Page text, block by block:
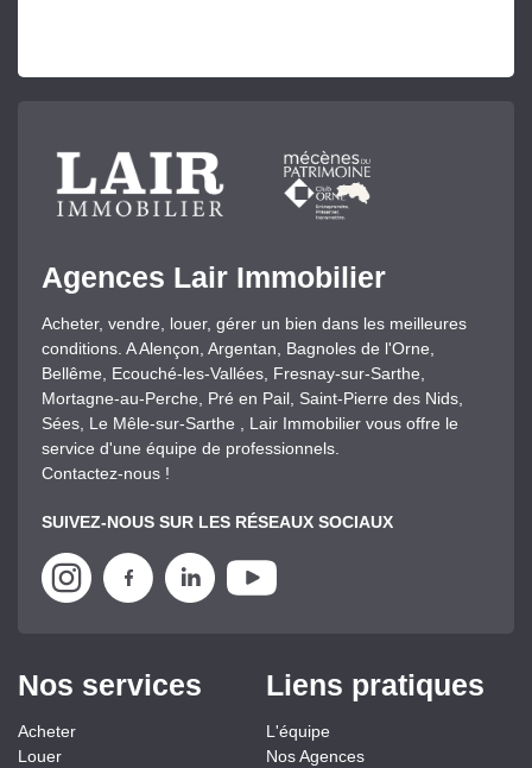
Agences Lair Immobilier
Acheter, vendre, louer, gérer un bien dans les meilleures
conditions. A Alençon, Argentan, Bagnoles de l'Orne,
Bellême, Ecouché-les-Vallées, Fresnay-sur-Sarthe,
Mortagne-au-Perche, Pré en Pail, Saint-Pierre des Nids,
Sées, Le Mêle-sur-Sarthe , Lair Immobilier vous offre le
service d'une équipe de professionnels.
Contactez-nous !
SUIVEZ-NOUS SUR LES RÉSEAUX SOCIAUX
Nos services
Acheter
Louer
Liens pratiques
L'équipe
Nos Agences